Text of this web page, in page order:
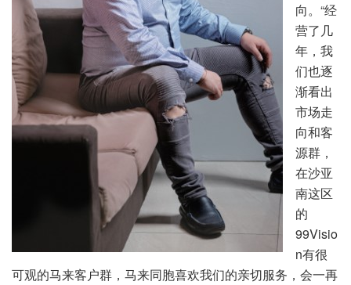
向。“经
营了几
年，我
们也逐
渐看出
市场走
向和客
源群，
在沙亚
南这区
的
99Visio
n有很
可观的马来客户群，马来同胞喜欢我们的亲切服务，会一再